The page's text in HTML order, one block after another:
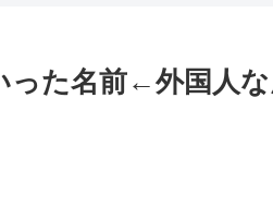
った名前←外国人